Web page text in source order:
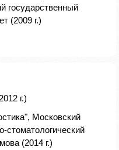
государственный
(2009 г.)
г.)
Московский
стоматологический
(2014 г.)